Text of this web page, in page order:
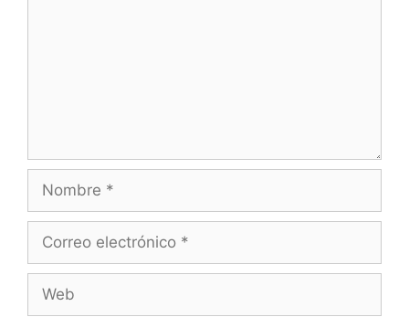
electrónico